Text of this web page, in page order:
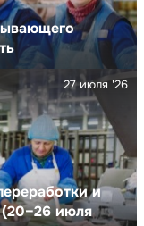
и
июля
27 июля '26